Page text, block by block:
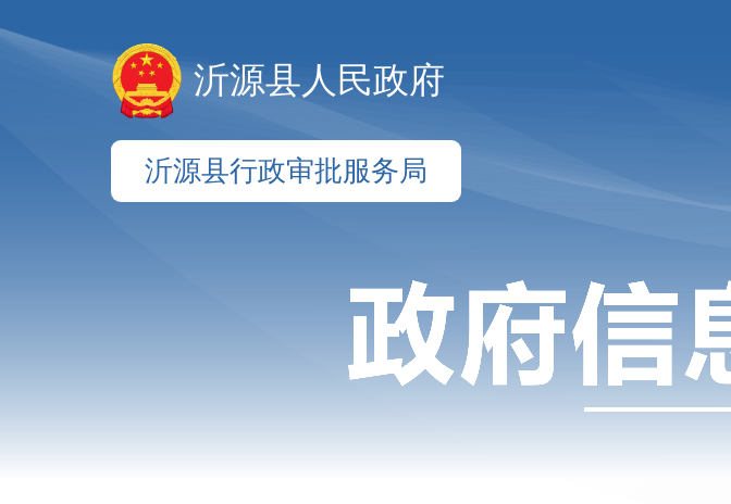
沂源县人民政府
沂源县行政审批服务局